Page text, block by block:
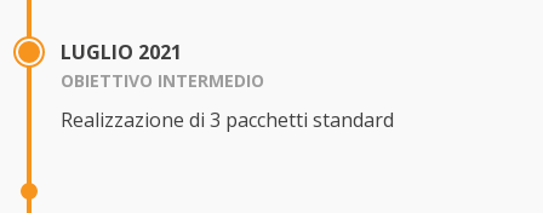
LUGLIO 2021
OBIETTIVO INTERMEDIO
Realizzazione di 3 pacchetti standard